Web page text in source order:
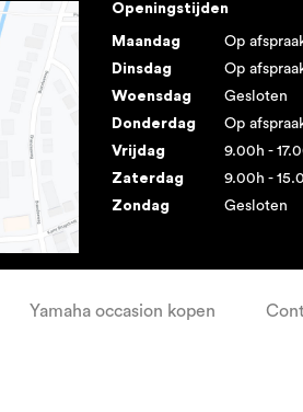
Openingstijden
Maandag
Op
Dinsdag
Op
Woensdag
Gesloten
Donderdag
Op
Vrijdag
9.00h -
Zaterdag
9.00h -
Zondag
Gesloten
Yamaha occasion kopen